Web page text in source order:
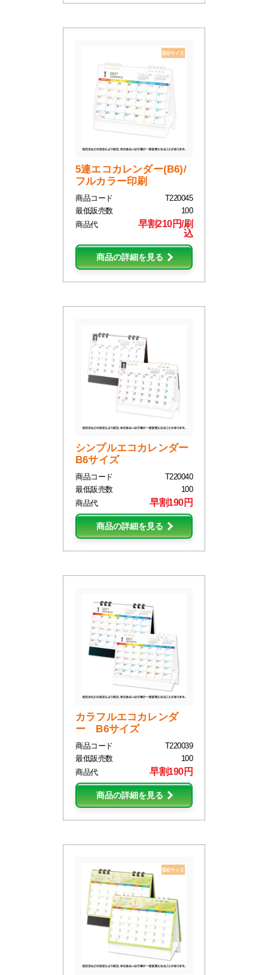
5連エコカレンダー(B6)/
フルカラー印刷
商品コード
T220045
最低販売数
100
商品代
早割210円/刷
込
商品の詳細を見る
シンプルエコカレンダー
B6サイズ
商品コード
T220040
最低販売数
100
商品代
早割190円
商品の詳細を見る
カラフルエコカレンダ
ー B6サイズ
商品コード
T220039
最低販売数
100
商品代
早割190円
商品の詳細を見る